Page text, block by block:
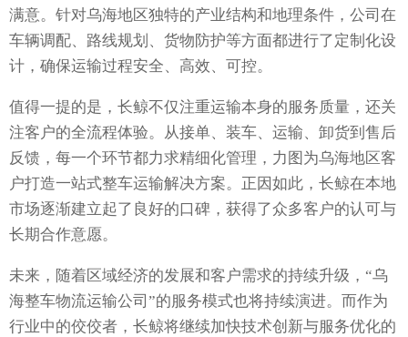
满意。针对乌海地区独特的产业结构和地理条件，公司在
车辆调配、路线规划、货物防护等方面都进行了定制化设
计，确保运输过程安全、高效、可控。
值得一提的是，长鲸不仅注重运输本身的服务质量，还关
注客户的全流程体验。从接单、装车、运输、卸货到售后
反馈，每一个环节都力求精细化管理，力图为乌海地区客
户打造一站式整车运输解决方案。正因如此，长鲸在本地
市场逐渐建立起了良好的口碑，获得了众多客户的认可与
长期合作意愿。
未来，随着区域经济的发展和客户需求的持续升级，“乌
海整车物流运输公司”的服务模式也将持续演进。而作为
行业中的佼佼者，长鲸将继续加快技术创新与服务优化的